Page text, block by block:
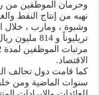
وحرمان الموظفين من
نهبه من إنتاج النفط
تريليوناً و
الاقتصاد.
كما قامت دول تحالف
سنوات الماضية ومن